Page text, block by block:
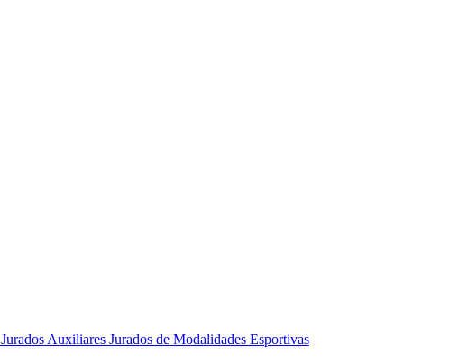
Jurados Auxiliares Jurados de Modalidades Esportivas